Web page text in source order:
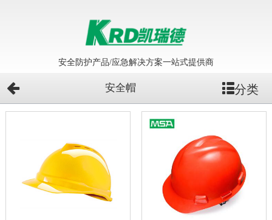
安全防护产品/应急解决方案一站式提供商
安全帽 分类